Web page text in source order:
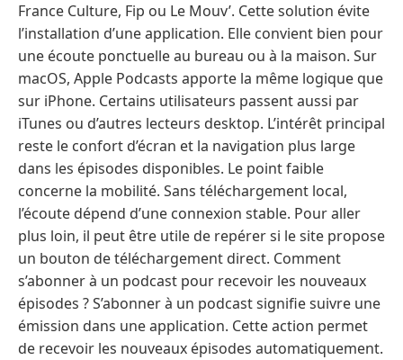
France Culture, Fip ou Le Mouv’. Cette solution évite
l’installation d’une application. Elle convient bien pour
une écoute ponctuelle au bureau ou à la maison. Sur
macOS, Apple Podcasts apporte la même logique que
sur iPhone. Certains utilisateurs passent aussi par
iTunes ou d’autres lecteurs desktop. L’intérêt principal
reste le confort d’écran et la navigation plus large
dans les épisodes disponibles. Le point faible
concerne la mobilité. Sans téléchargement local,
l’écoute dépend d’une connexion stable. Pour aller
plus loin, il peut être utile de repérer si le site propose
un bouton de téléchargement direct. Comment
s’abonner à un podcast pour recevoir les nouveaux
épisodes ? S’abonner à un podcast signifie suivre une
émission dans une application. Cette action permet
de recevoir les nouveaux épisodes automatiquement.